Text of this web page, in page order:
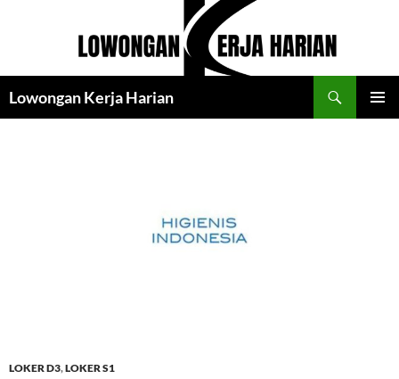
Lowongan Kerja Harian
LOKER D3,LOKER S1